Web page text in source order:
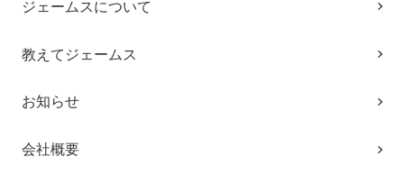
ジェームスについて
教えてジェームス
お知らせ
会社概要